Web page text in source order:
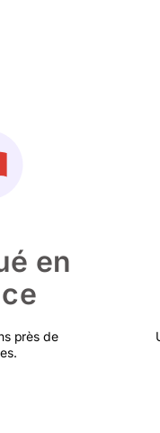
en
près de